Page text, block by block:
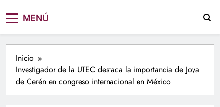
MENÚ
Inicio
Investigador de la UTEC destaca la importancia de Joya
de Cerén en congreso internacional en México